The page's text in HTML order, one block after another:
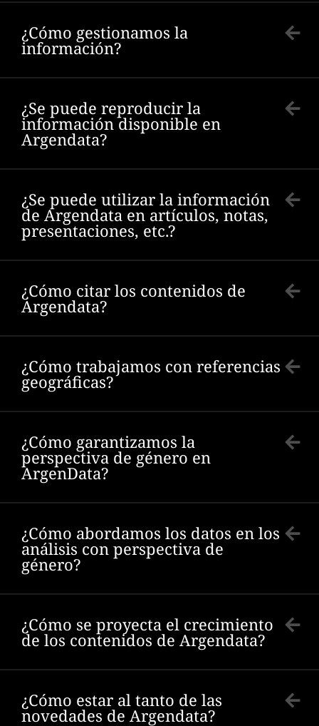
¿Cómo gestionamos la
información?
¿Se puede reproducir la
información disponible en
Argendata?
¿Se puede utilizar la información
de Argendata en artículos, notas,
presentaciones, etc.?
¿Cómo citar los contenidos de
Argendata?
¿Cómo trabajamos con referencias
geográficas?
¿Cómo garantizamos la
perspectiva de género en
ArgenData?
¿Cómo abordamos los datos en los
análisis con perspectiva de
género?
¿Cómo se proyecta el crecimiento
de los contenidos de Argendata?
¿Cómo estar al tanto de las
novedades de Argendata?